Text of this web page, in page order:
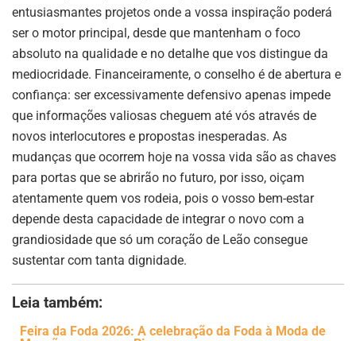
entusiasmantes projetos onde a vossa inspiração poderá
ser o motor principal, desde que mantenham o foco
absoluto na qualidade e no detalhe que vos distingue da
mediocridade. Financeiramente, o conselho é de abertura e
confiança: ser excessivamente defensivo apenas impede
que informações valiosas cheguem até vós através de
novos interlocutores e propostas inesperadas. As
mudanças que ocorrem hoje na vossa vida são as chaves
para portas que se abrirão no futuro, por isso, oiçam
atentamente quem vos rodeia, pois o vosso bem-estar
depende desta capacidade de integrar o novo com a
grandiosidade que só um coração de Leão consegue
sustentar com tanta dignidade.
Leia também:
Feira da Foda 2026: A celebração da Foda à Moda de